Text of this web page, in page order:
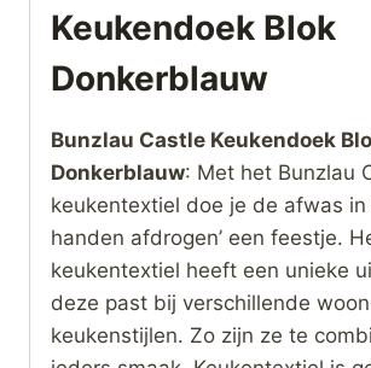
Keukendoek Blok
Donkerblauw
Bunzlau Castle Keukendoek
Donkerblauw: Met het Bunzlau
keukentextiel doe je de afwas in
handen afdrogen’ een feestje.
keukentextiel heeft een unieke
deze past bij verschillende
keukenstijlen. Zo zijn ze te